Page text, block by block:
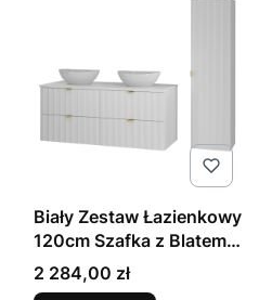
Biały Zestaw Łazienkowy
120cm Szafka z Blatem
Umywalka Słupek
Ryflowane Fronty Arcos
Cena
2 284,00 zł